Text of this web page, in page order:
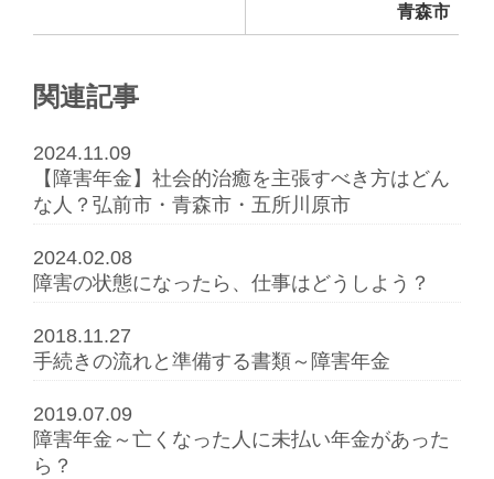
青森市
関連記事
2024.11.09
【障害年金】社会的治癒を主張すべき方はどん
な人？弘前市・青森市・五所川原市
2024.02.08
障害の状態になったら、仕事はどうしよう？
2018.11.27
手続きの流れと準備する書類～障害年金
2019.07.09
障害年金～亡くなった人に未払い年金があった
ら？